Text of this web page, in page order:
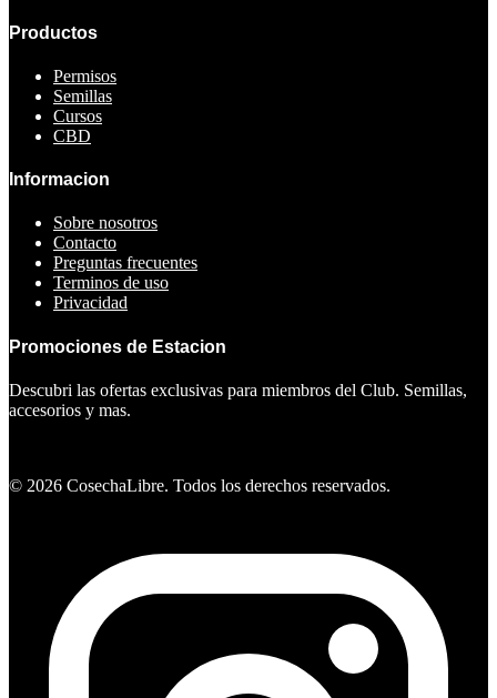
Productos
Permisos
Semillas
Cursos
CBD
Informacion
Sobre nosotros
Contacto
Preguntas frecuentes
Terminos de uso
Privacidad
Promociones de Estacion
Descubri las ofertas exclusivas para miembros del Club. Semillas,
accesorios y mas.
© 2026 CosechaLibre. Todos los derechos reservados.